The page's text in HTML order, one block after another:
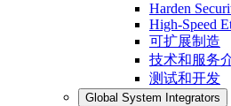
Harden
High-Speed
可扩展制造
技术和服务
测试和开发
Global System Integrators